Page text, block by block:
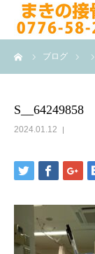
ブログ
S__64249858
2024.01.12
HOME
医院案内
院長紹介